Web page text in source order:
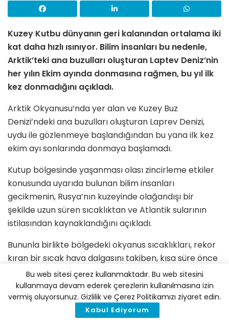
Kuzey Kutbu dünyanın geri kalanından ortalama iki
kat daha hızlı ısınıyor. Bilim insanları bu nedenle,
Arktik’teki ana buzulları oluşturan Laptev Deniz’nin
her yılın Ekim ayında donmasına rağmen, bu yıl ilk
kez donmadığını açıkladı.
Arktik Okyanusu’nda yer alan ve Kuzey Buz
Denizi’ndeki ana buzulları oluşturan Laprev Denizi,
uydu ile gözlenmeye başlandığından bu yana ilk kez
ekim ayı sonlarında donmaya başlamadı.
Kutup bölgesinde yaşanması olası zincirleme etkiler
konusunda uyarıda bulunan bilim insanları
gecikmenin, Rusya’nın kuzeyinde olağandışı bir
şekilde uzun süren sıcaklıktan ve Atlantik sularının
istilasından kaynaklandığını açıkladı.
Bununla birlikte bölgedeki okyanus sıcaklıkları, rekor
kıran bir sıcak hava dalgasını takiben, kısa süre önce
ortalamanın 5 derece üzerine çıktı.
ABD’de yer alan Colorado Eyalet Üniversitesi’nden
iklim bilimci Zachary Labe, “Sibirya Arktik bölgesinde
şu ana kadar donma olmaması daha önce hiç
Bu web sitesi çerez kullanmaktadır. Bu web sitesini
kullanmaya devam ederek çerezlerin kullanılmasına izin
vermiş oluyorsunuz. Gizlilik ve Çerez Politikamızı ziyaret edin.
Kabul Ediyorum